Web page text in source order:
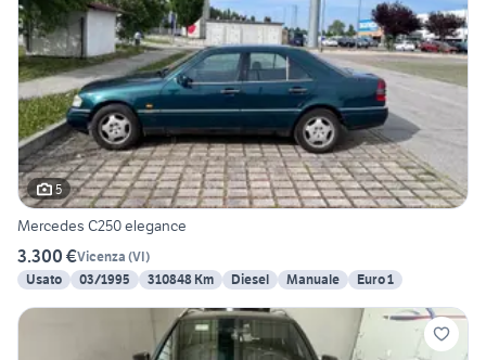
5
Mercedes C250 elegance
3.300 €Vicenza (VI)
Usato
03/1995 310848 Km Diesel Manuale Euro 1